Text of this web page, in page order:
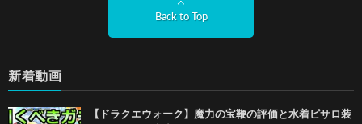
Back to Top
新着動画
【ドラクエウォーク】魔力の宝鞭の評価と水着ピサロ装